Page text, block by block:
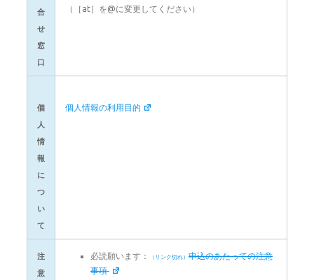
合
せ
窓
口
（［at］を@に変更してください）
個
人
情
報
に
つ
い
て
個人情報の利用目的
注
意
必読願います：
申込のあたっての注意
事項